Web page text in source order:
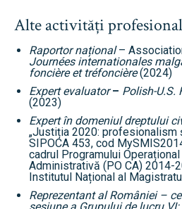
Alte activități
Raportor național–
Journées internationales
foncière et tréfoncière(2024)
Expert evaluator– Polish-U.S.
(2023)
Expert în domeniul dreptului
„Justiția 2020: profesionalism
SIPOCA 453, cod
cadrul Programului
Administrativă (PO CA) 2014-
Institutul Național al
Reprezentant al României –